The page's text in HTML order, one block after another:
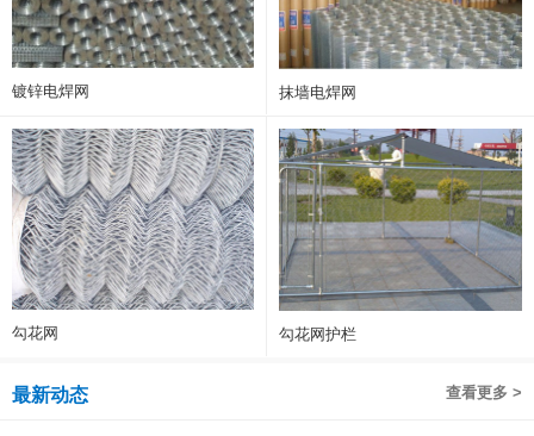
镀锌电焊网 抹墙电焊网
勾花网 勾花网护栏
查看更多 >
最新动态